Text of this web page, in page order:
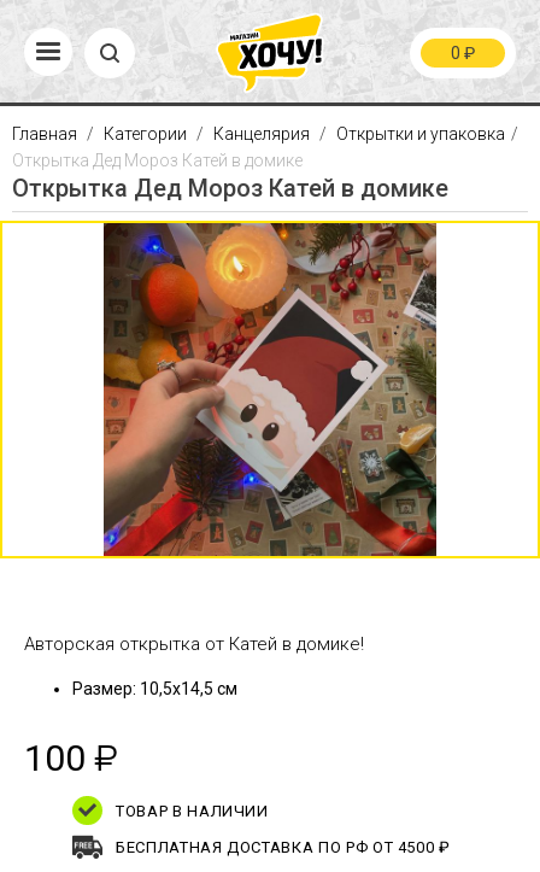
0 ₽
Главная Категории Канцелярия
Открытки и упаковка
Открытка Дед Мороз Катей в домике
Открытка Дед Мороз Катей в домике
Авторская открытка от Катей в домике!
Размер: 10,5х14,5 см
100 ₽
ТОВАР В НАЛИЧИИ
БЕСПЛАТНАЯ ДОСТАВКА ПО РФ ОТ 4500 ₽